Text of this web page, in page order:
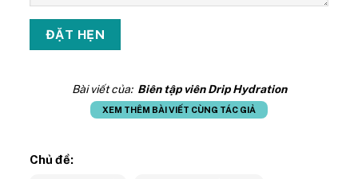
Bài viết của: Biên tập viên Drip Hydration
XEM THÊM BÀI VIẾT CÙNG TÁC GIẢ
Chủ đề: